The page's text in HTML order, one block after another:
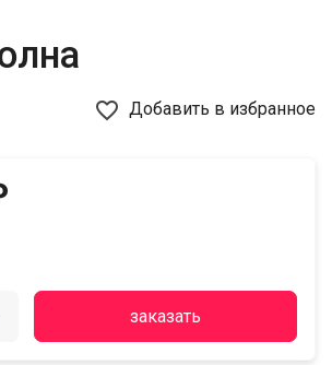
favorite_border Добавить в избранное
заказать